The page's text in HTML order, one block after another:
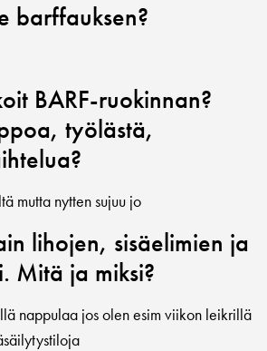
barffauksen?
BARF-ruokinnan?
työlästä,
mutta nytten sujuu jo
lihojen, sisäelimien ja
Mitä ja miksi?
nappulaa jos olen esim viikon leikrillä